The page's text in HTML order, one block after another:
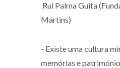
Rui Palma Guita
Martins)
- Existe uma cultura
memórias e